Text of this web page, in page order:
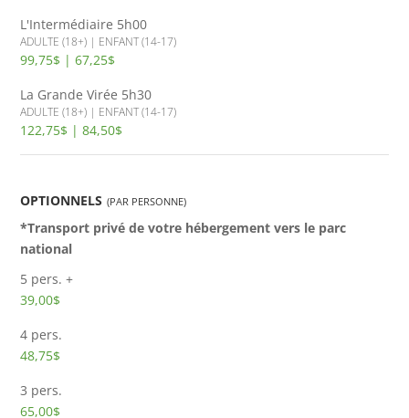
L'Intermédiaire 5h00
ADULTE (18+) | ENFANT (14-17)
99,75$ | 67,25$
La Grande Virée 5h30
ADULTE (18+) | ENFANT (14-17)
122,75$ | 84,50$
OPTIONNELS (PAR PERSONNE)
*Transport privé de votre hébergement vers le parc
national
5 pers. +
39,00$
4 pers.
48,75$
3 pers.
65,00$